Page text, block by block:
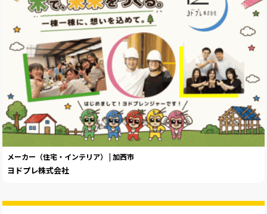
メーカー（住宅・インテリア） | 加西市
ヨドプレ株式会社